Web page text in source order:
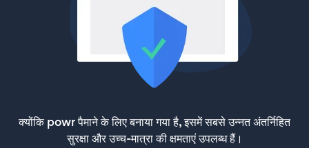
क्योंकि powr पैमाने के लिए बनाया गया है, इसमें सबसे उन्नत अंतर्निहित
सुरक्षा और उच्च-मात्रा की क्षमताएं उपलब्ध हैं।